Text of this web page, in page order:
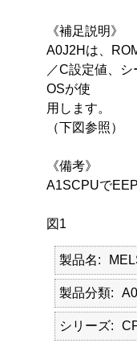
《補足説明》
A0J2Hは、
／C設定値、
OSが使
用します。
（下図参照）
《備考》
A1SCPUで
図1
製品名
製品分類
シリーズ